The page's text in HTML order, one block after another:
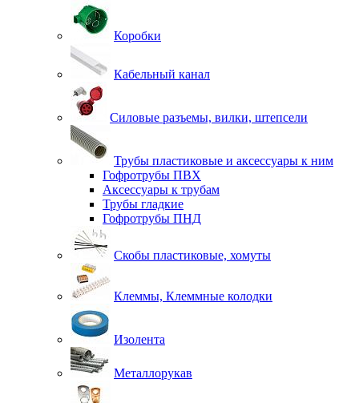
Коробки
Кабельный канал
Силовые разъемы, вилки, штепсели
Трубы пластиковые и аксессуары к ним
Гофротрубы ПВХ
Аксессуары к трубам
Трубы гладкие
Гофротрубы ПНД
Скобы пластиковые, хомуты
Клеммы, Клеммные колодки
Изолента
Металлорукав